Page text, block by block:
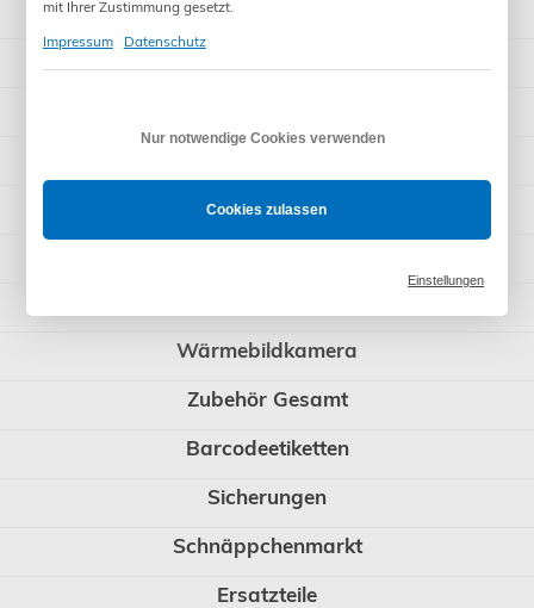
IT - Installationstester
PV - Photovoltaik-Tester
Duspol und Tester
Wärmebildkamera
Zubehör Gesamt
Barcodeetiketten
Sicherungen
Schnäppchenmarkt
Ersatzteile
mit Ihrer Zustimmung gesetzt.
Impressum
Datenschutz
Nur notwendige Cookies verwenden
Cookies zulassen
Einstellungen